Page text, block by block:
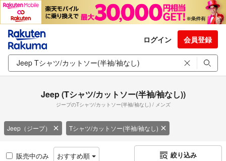
ログイン 会員登録
Jeep (Tシャツ/カットソー(半袖/袖なし))
ジープのTシャツ/カットソー(半袖/袖なし) / メンズ
Jeep（ジープ） Tシャツ/カットソー(半袖/袖なし)
販売中のみ おすすめ順 絞り込み